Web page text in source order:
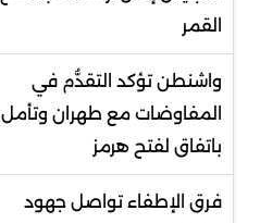
القمر
واشنطن تؤكد التقدُّم في
المفاوضات مع طهران وتأمل
باتفاق لفتح هرمز
فرق الإطفاء تواصل جهود